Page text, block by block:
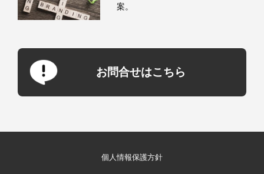
案。
お問合せはこちら
個人情報保護方針